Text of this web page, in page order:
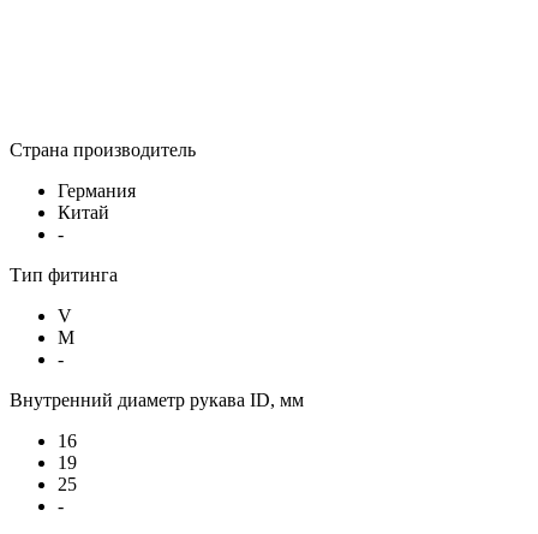
Страна производитель
Германия
Китай
-
Тип фитинга
V
M
-
Внутренний диаметр рукава ID, мм
16
19
25
-